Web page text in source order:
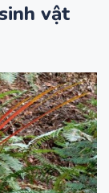
vật